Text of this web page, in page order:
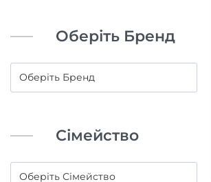
Оберіть Бренд
Сімейство